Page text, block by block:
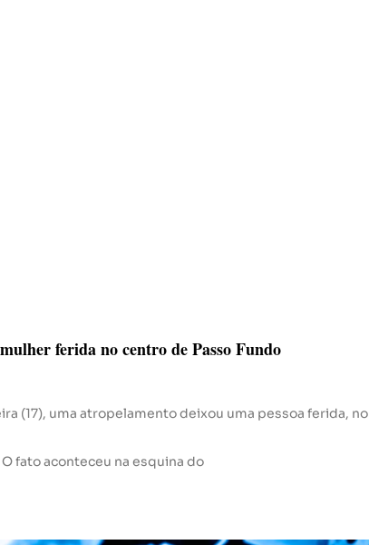
ferida no centro de Passo Fundo
(17), uma atropelamento deixou uma pessoa ferida, no
fato aconteceu na esquina do